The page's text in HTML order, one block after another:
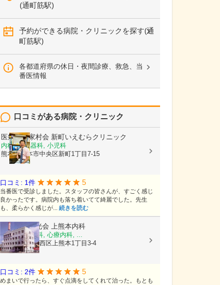
(通町筋駅)
予約ができる病院・クリニックを探す(通
町筋駅)
各都道府県の休日・夜間診療、救急、当
番医情報
口コミがある病院・クリニック
医療法人家村会 新町いえむらクリニック
内科, 消化器科, 小児科
熊本県熊本市中央区新町1丁目7-15
口コミ: 1件 5
当番医で受診しました。スタッフの皆さんが、すごく感じ
良かったです。病院内も落ち着いてて綺麗でした。先生
も、柔らかく感じが... 続きを読む
医療法人陽光会 上熊本内科
内科, 神経内科, 心療内科, ...
熊本県熊本市西区上熊本1丁目3-4
口コミ: 2件 5
めまいで行ったら、すぐ点滴をしてくれて治った。もとも